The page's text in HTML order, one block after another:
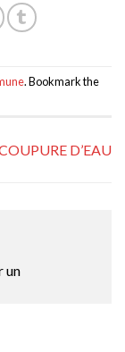
. Bookmark the
D’EAU
un